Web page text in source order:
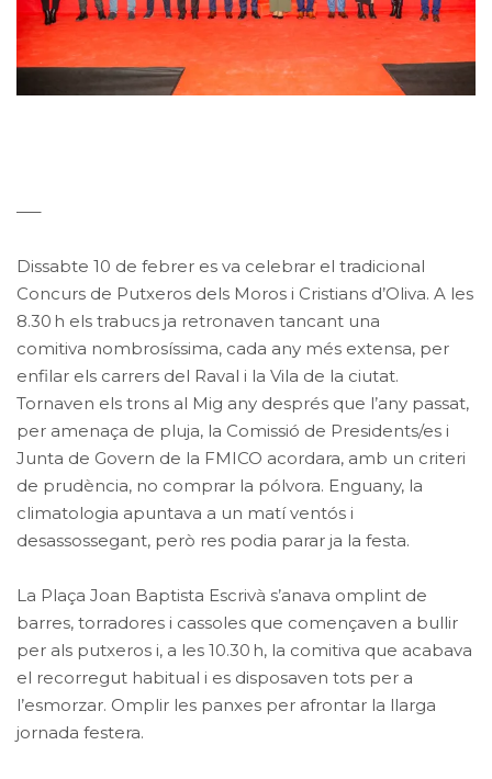
—–
Dissabte 10 de febrer es va celebrar el tradicional
Concurs de Putxeros dels Moros i Cristians d’Oliva. A les
8.30 h els trabucs ja retronaven tancant una
comitiva nombrosíssima, cada any més extensa, per
enfilar els carrers del Raval i la Vila de la ciutat.
Tornaven els trons al Mig any després que l’any passat,
per amenaça de pluja, la Comissió de Presidents/es i
Junta de Govern de la FMICO acordara, amb un criteri
de prudència, no comprar la pólvora. Enguany, la
climatologia apuntava a un matí ventós i
desassossegant, però res podia parar ja la festa.
La Plaça Joan Baptista Escrivà s’anava omplint de
barres, torradores i cassoles que començaven a bullir
per als putxeros i, a les 10.30 h, la comitiva que acabava
el recorregut habitual i es disposaven tots per a
l’esmorzar. Omplir les panxes per afrontar la llarga
jornada festera.